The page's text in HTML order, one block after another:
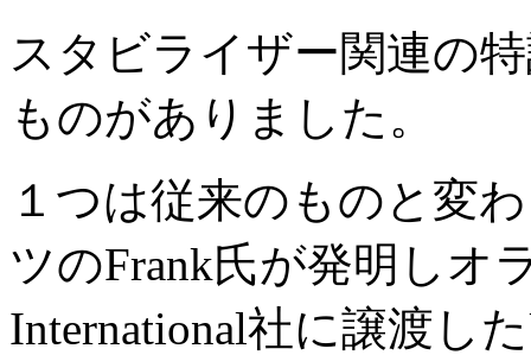
スタビライザー関連の
ものがありました。
１つは従来のものと変
ツのFrank氏が発明しオ
International社に譲渡し